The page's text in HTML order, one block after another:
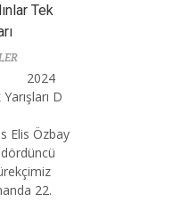
Tek
2024
D
Elis Özbay
22.